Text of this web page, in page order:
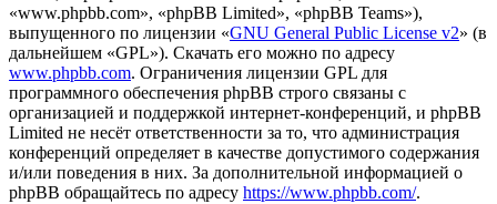
«www.phpbb.com», «phpBB Limited», «phpBB Teams»),
выпущенного по лицензии «GNU General Public License v2» (в
дальнейшем «GPL»). Скачать его можно по адресу
www.phpbb.com. Ограничения лицензии GPL для
программного обеспечения phpBB строго связаны с
организацией и поддержкой интернет-конференций, и phpBB
Limited не несёт ответственности за то, что администрация
конференций определяет в качестве допустимого содержания
и/или поведения в них. За дополнительной информацией о
phpBB обращайтесь по адресу https://www.phpbb.com/.